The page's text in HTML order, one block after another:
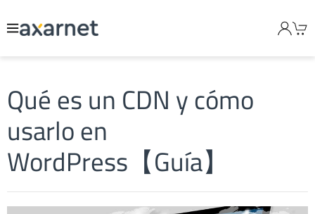
Qué es un CDN y cómo
usarlo en
WordPress【Guía】